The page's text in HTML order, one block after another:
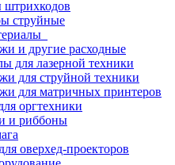
штрихкодов
струйные
и другие расходные
для лазерной техники
для струйной техники
для матричных принтеров
оргтехники
и риббоны
оверхед-проекторов